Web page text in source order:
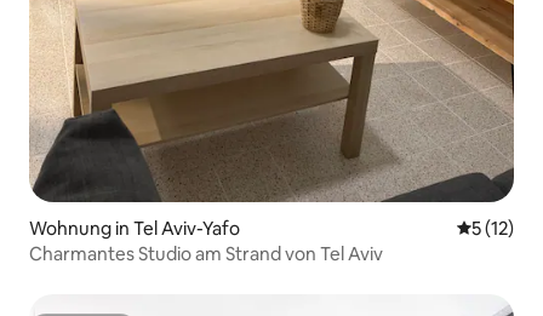
Wohnung in Tel Aviv-Yafo
5 (12)
Charmantes Studio am Strand von Tel Aviv